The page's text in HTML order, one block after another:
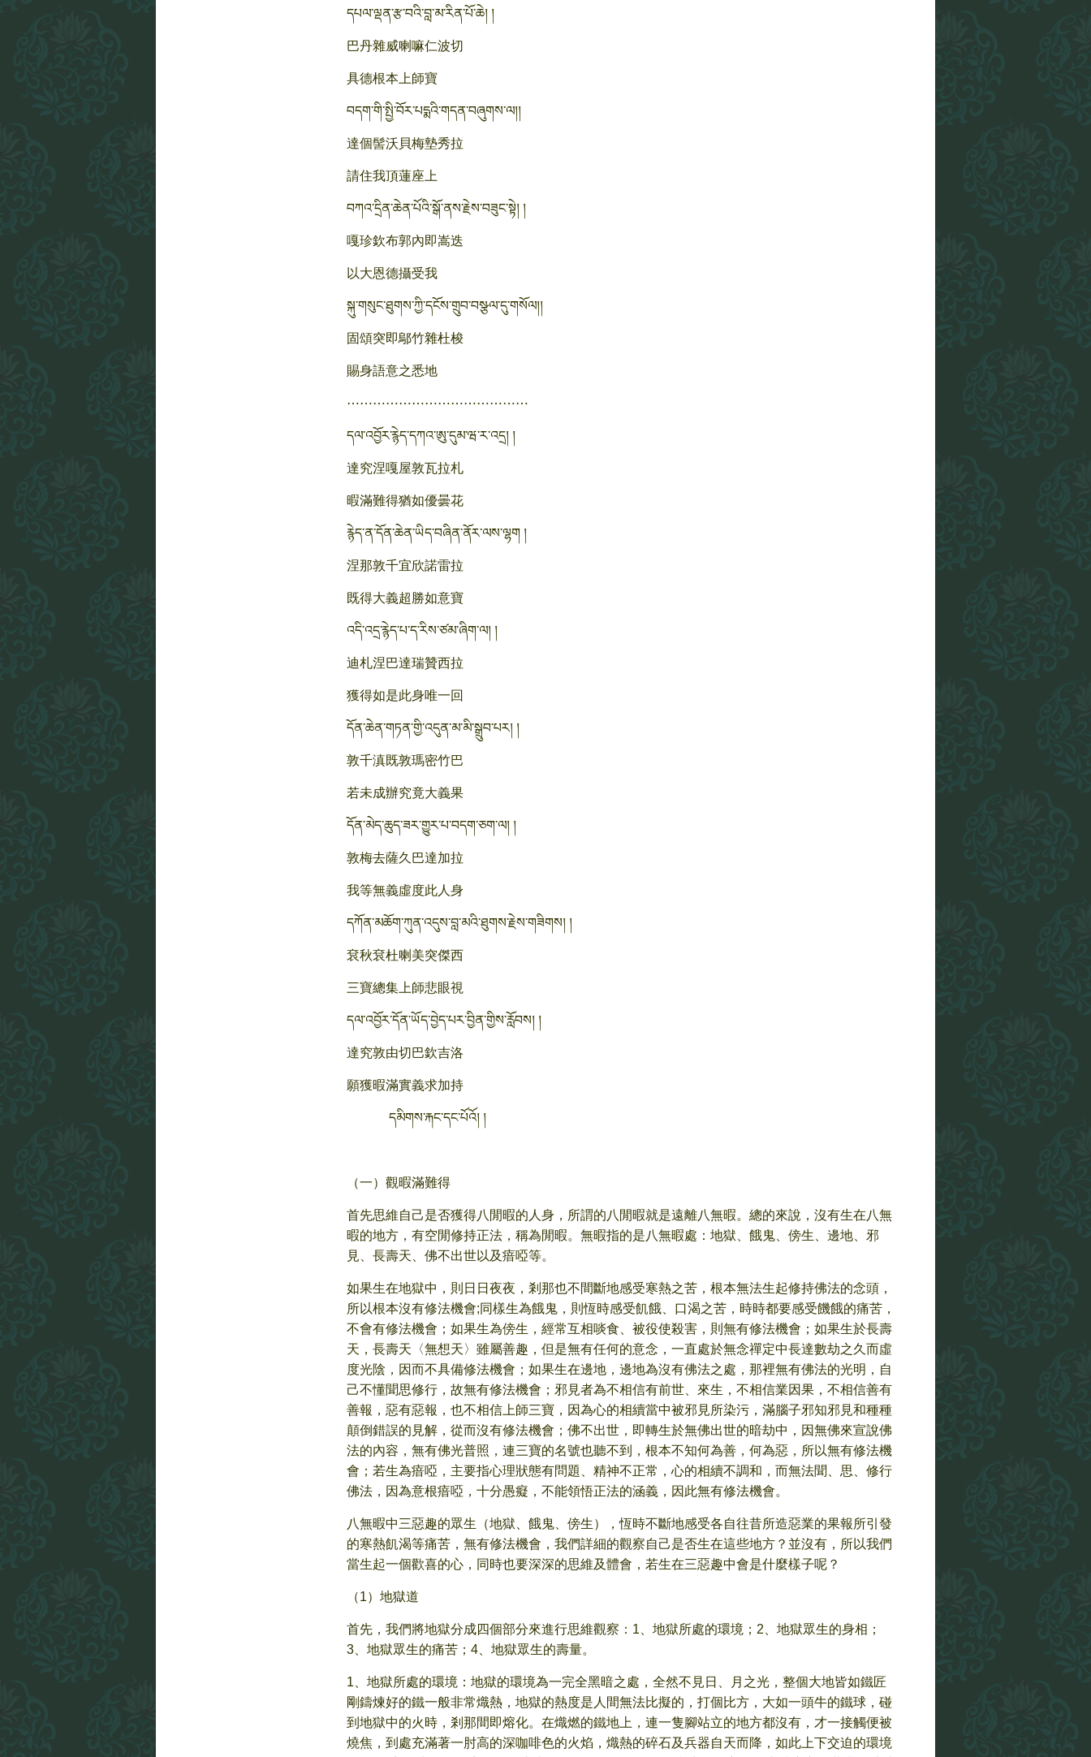
དཔལ་ལྡན་རྩ་བའི་བླ་མ་རིན་པོ་ཆེ། །
巴丹雜威喇嘛仁波切
具德根本上師寶
བདག་གི་སྤྱི་བོར་པདྨའི་གདན་བཞུགས་ལ།།
達個髻沃貝梅墊秀拉
請住我頂蓮座上
བཀའ་དྲིན་ཆེན་པོའི་སྒོ་ནས་རྗེས་བཟུང་སྟེ། །
嘎珍欽布郭內即嵩迭
以大恩德攝受我
སྐུ་གསུང་ཐུགས་ཀྱི་དངོས་གྲུབ་བསྩལ་དུ་གསོལ།།
固頌突即鄔竹雜杜梭
賜身語意之悉地
⋯⋯⋯⋯⋯⋯⋯⋯⋯⋯⋯⋯⋯⋯
དལ་འབྱོར་རྙེད་དཀའ་ཨུ་དུམ་ཝ་ར་འདྲ། །
達究涅嘎屋敦瓦拉札
暇滿難得猶如優曇花
རྙེད་ན་དོན་ཆེན་ཡིད་བཞིན་ནོར་ལས་ལྷག །
涅那敦千宜欣諾雷拉
既得大義超勝如意寶
འདི་འདྲ་རྙེད་པ་ད་རིས་ཙམ་ཞིག་ལ། །
迪札涅巴達瑞贊西拉
獲得如是此身唯一回
དོན་ཆེན་གཏན་གྱི་འདུན་མ་མི་སྒྲུབ་པར། །
敦千滇既敦瑪密竹巴
若未成辦究竟大義果
དོན་མེད་ཆུད་ཟར་གྱུར་པ་བདག་ཅག་ལ། །
敦梅去薩久巴達加拉
我等無義虛度此人身
དཀོན་མཆོག་ཀུན་འདུས་བླ་མའི་ཐུགས་རྗེས་གཟིགས། །
袞秋袞杜喇美突傑西
三寶總集上師悲眼視
དལ་འབྱོར་དོན་ཡོད་བྱེད་པར་བྱིན་གྱིས་རློབས། །
達究敦由切巴欽吉洛
願獲暇滿實義求加持
དམིགས་རྐང་དང་པོའོ། །
（一）觀暇滿難得
首先思維自己是否獲得八閒暇的人身，所謂的八閒暇就是遠離八無暇。總的來說，沒有生在八無
暇的地方，有空閒修持正法，稱為閒暇。無暇指的是八無暇處：地獄、餓鬼、傍生、邊地、邪
見、長壽天、佛不出世以及瘖啞等。
如果生在地獄中，則日日夜夜，剎那也不間斷地感受寒熱之苦，根本無法生起修持佛法的念頭，
所以根本沒有修法機會;同樣生為餓鬼，則恆時感受飢餓、口渴之苦，時時都要感受饑餓的痛苦，
不會有修法機會；如果生為傍生，經常互相啖食、被役使殺害，則無有修法機會；如果生於長壽
天，長壽天〈無想天〉雖屬善趣，但是無有任何的意念，一直處於無念禪定中長達數劫之久而虛
度光陰，因而不具備修法機會；如果生在邊地，邊地為沒有佛法之處，那裡無有佛法的光明，自
己不懂聞思修行，故無有修法機會；邪見者為不相信有前世、來生，不相信業因果，不相信善有
善報，惡有惡報，也不相信上師三寶，因為心的相續當中被邪見所染污，滿腦子邪知邪見和種種
顛倒錯誤的見解，從而沒有修法機會；佛不出世，即轉生於無佛出世的暗劫中，因無佛來宣說佛
法的內容，無有佛光普照，連三寶的名號也聽不到，根本不知何為善，何為惡，所以無有修法機
會；若生為瘖啞，主要指心理狀態有問題、精神不正常，心的相續不調和，而無法聞、思、修行
佛法，因為意根瘖啞，十分愚癡，不能領悟正法的涵義，因此無有修法機會。
八無暇中三惡趣的眾生（地獄、餓鬼、傍生），恆時不斷地感受各自往昔所造惡業的果報所引發
的寒熱飢渴等痛苦，無有修法機會，我們詳細的觀察自己是否生在這些地方？並沒有，所以我們
當生起一個歡喜的心，同時也要深深的思維及體會，若生在三惡趣中會是什麼樣子呢？
（1）地獄道
首先，我們將地獄分成四個部分來進行思維觀察：1、地獄所處的環境；2、地獄眾生的身相；
3、地獄眾生的痛苦；4、地獄眾生的壽量。
1、地獄所處的環境：地獄的環境為一完全黑暗之處，全然不見日、月之光，整個大地皆如鐵匠
剛鑄煉好的鐵一般非常熾熱，地獄的熱度是人間無法比擬的，打個比方，大如一頭牛的鐵球，碰
到地獄中的火時，剎那間即熔化。在熾燃的鐵地上，連一隻腳站立的地方都沒有，才一接觸便被
燒焦，到處充滿著一肘高的深咖啡色的火焰，熾熱的碎石及兵器自天而降，如此上下交迫的環境